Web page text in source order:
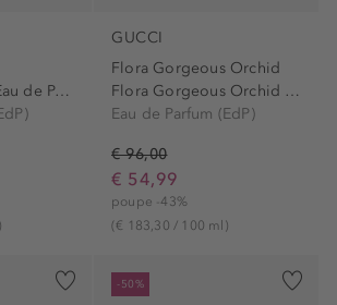
Guilty Homme Eau de Parfum...
GUCCI
Flora Gorgeous Orchid
Flora Gorgeous Orchid Eau...
Eau de Parfum (EdP)
€ 96,00
€ 54,99
poupe -43%
(€ 183,30 / 100 ml)
-50%